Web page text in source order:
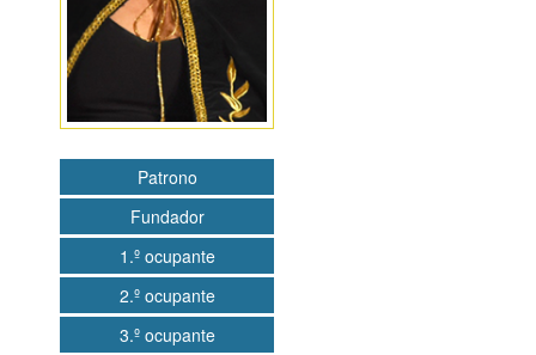
Curiosidades
Contato
Patrono
Fundador
1.º ocupante
2.º ocupante
3.º ocupante